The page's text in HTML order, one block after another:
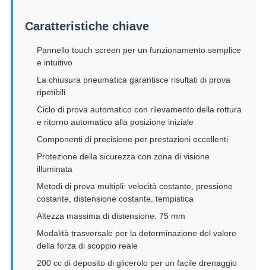
Caratteristiche chiave
Pannello touch screen per un funzionamento semplice
e intuitivo
La chiusura pneumatica garantisce risultati di prova
ripetibili
Ciclo di prova automatico con rilevamento della rottura
e ritorno automatico alla posizione iniziale
Componenti di precisione per prestazioni eccellenti
Protezione della sicurezza con zona di visione
illuminata
Metodi di prova multipli: velocità costante, pressione
costante, distensione costante, tempistica
Altezza massima di distensione: 75 mm
Modalità trasversale per la determinazione del valore
della forza di scoppio reale
200 cc di deposito di glicerolo per un facile drenaggio